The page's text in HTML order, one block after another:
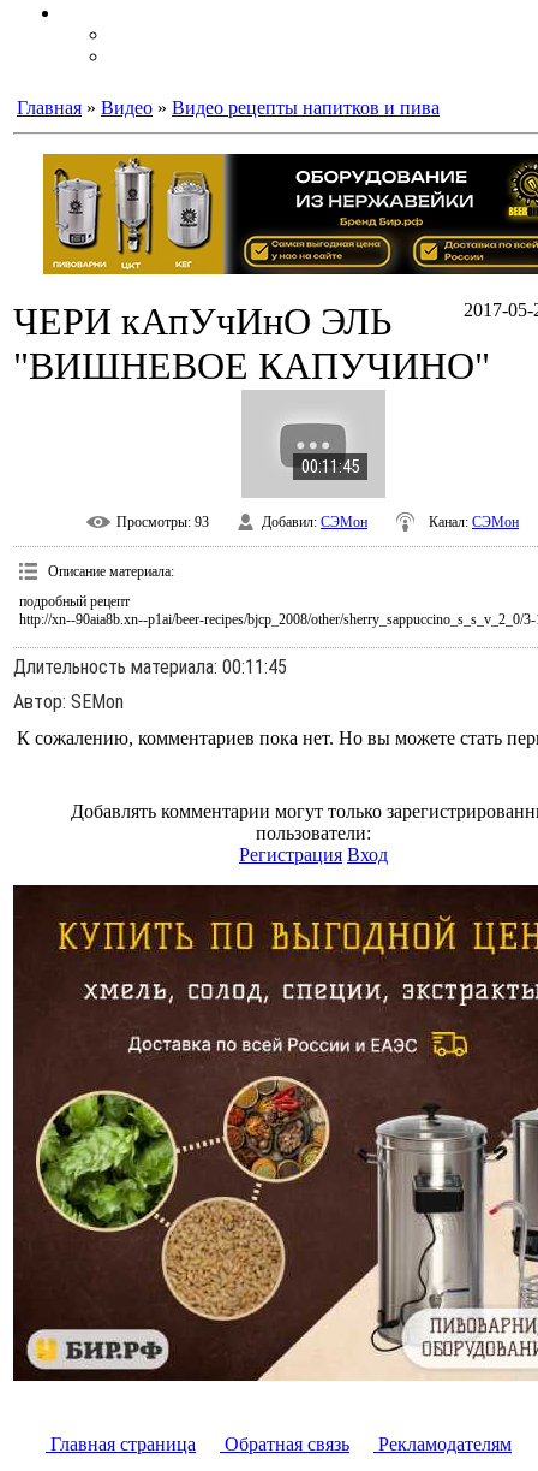
Главная » Видео » Видео рецепты напитков и пива
2017-05-
ЧЕРИ кАпУчИнО ЭЛЬ
"ВИШНЕВОЕ КАПУЧИНО"
00:11:45
Просмотры: 93 Добавил: СЭМон Канал: СЭМон
Описание материала:
подробный рецепт
http://xn--90aia8b.xn--p1ai/beer-recipes/bjcp_2008/other/sherry_sappuccino_s_s_v_2_0/
Длительность материала: 00:11:45
Автор: SEMon
К сожалению, комментариев пока нет. Но вы можете стать
Добавлять комментарии могут только
пользователи:
Регистрация Вход
Главная страница Обратная связь Рекламодателям